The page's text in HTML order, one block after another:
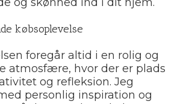
købsoplevelse
foregår altid i en rolig og
atmosfære, hvor der er plads
og refleksion. Jeg
personlig inspiration og